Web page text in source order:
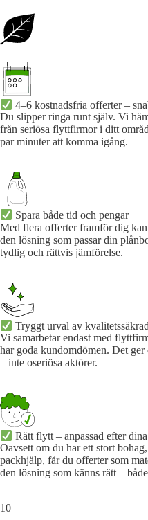
4–6 kostnadsfria offerter –
Du slipper ringa runt själv. Vi
från seriösa flyttfirmor i ditt
par minuter att komma igång.
Spara både tid och pengar
Med flera offerter framför dig
den lösning som passar din
tydlig och rättvis jämförelse.
Tryggt urval av
Vi samarbetar endast med
har goda kundomdömen. Det
– inte oseriösa aktörer.
Rätt flytt – anpassad efter
Oavsett om du har ett stort
packhjälp, får du offerter som
den lösning som känns rätt –
10